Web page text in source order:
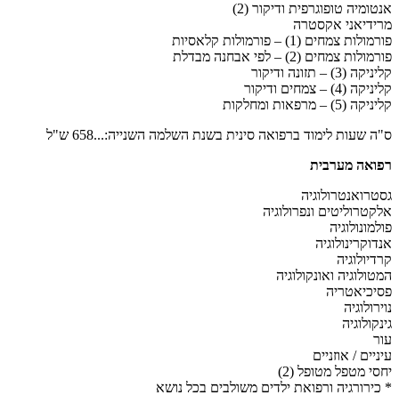
אנטומיה טופוגרפית ודיקור (2)
מרידיאני אקסטרה
פורמולות צמחים (1) – פורמולות קלאסיות
פורמולות צמחים (2) – לפי אבחנה מבדלת
קליניקה (3) – תזונה ודיקור
קליניקה (4) – צמחים ודיקור
קליניקה (5) – מרפאות ומחלקות
ס"ה שעות לימוד ברפואה סינית בשנת השלמה השנייה:...658 ש"ל
רפואה מערבית
גסטרואנטרולוגיה
אלקטרוליטים ונפרולוגיה
פולמונולוגיה
אנדוקרינולוגיה
קרדיולוגיה
המטולוגיה ואונקולוגיה
פסיכיאטריה
נוירולוגיה
גינקולוגיה
עור
עיניים / אוזניים
יחסי מטפל מטופל (2)
* כירורגיה ורפואת ילדים משולבים בכל נושא